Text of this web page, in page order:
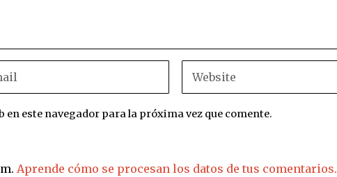
este navegador para la próxima vez que comente.
Aprende cómo se procesan los datos de tus comentarios.